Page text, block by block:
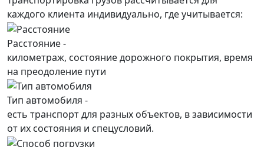
каждого клиента индивидуально, где учитывается:
Расстояние -
километраж, состояние дорожного покрытия, время
на преодоление пути
Тип автомобиля -
есть транспорт для разных объектов, в зависимости
от их состояния и спецусловий.